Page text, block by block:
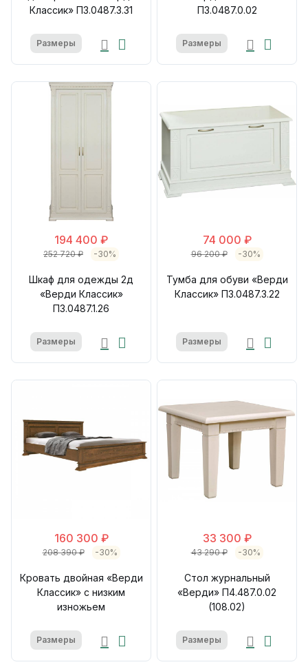
Классик» П3.0487.3.31
Размеры
П3.0487.0.02
Размеры
194 400 ₽
252 720 ₽ -30%
Шкаф для одежды 2д
«Верди Классик»
П3.0487.1.26
Размеры
74 000 ₽
96 200 ₽ -30%
Тумба для обуви «Верди
Классик» П3.0487.3.22
Размеры
160 300 ₽
208 390 ₽ -30%
Кровать двойная «Верди
Классик» с низким
изножьем
Размеры
33 300 ₽
43 290 ₽ -30%
Стол журнальный
«Верди» П4.487.0.02
(108.02)
Размеры